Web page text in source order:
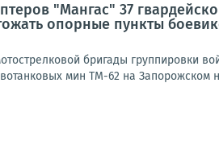
"Мангас" 37
опорные пункты
бригады группировки
мин ТМ-62 на Запорожском